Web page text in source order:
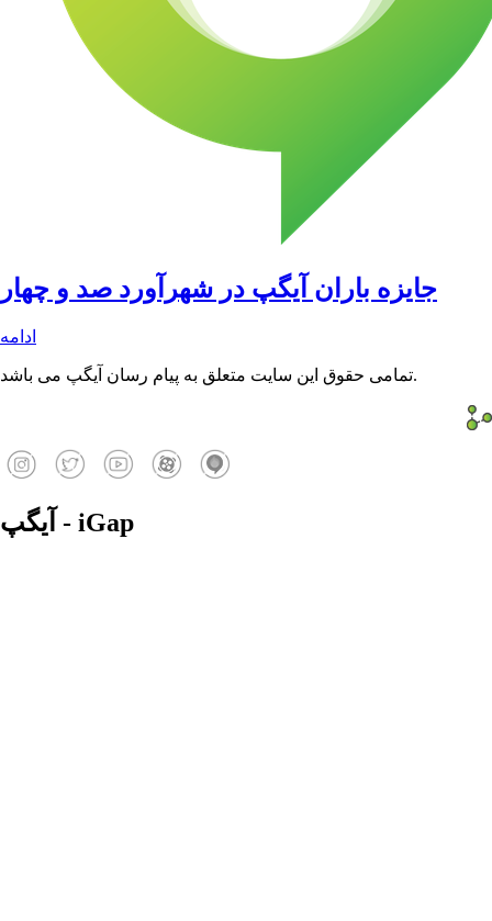
جایزه باران آیگپ در شهرآورد صد و چهار
ادامه
تمامی حقوق این سایت متعلق به پیام رسان آیگپ می باشد.
آیگپ - iGap